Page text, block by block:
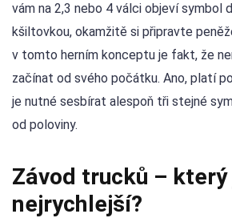
vám na 2,3 nebo 4 válci objeví symbol
kšiltovkou, okamžitě si připravte
v tomto herním konceptu je fakt, že
začínat od svého počátku. Ano, platí
je nutné sesbírat alespoň tři stejné
od poloviny.
Závod trucků – který
nejrychlejší?